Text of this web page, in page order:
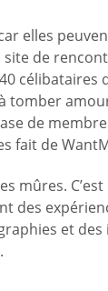
elles
de
de
fait de
mûres.
des
et